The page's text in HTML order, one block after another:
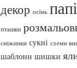
декор осінь
пташки
сніжинки сукні схеми
шаблони шишки